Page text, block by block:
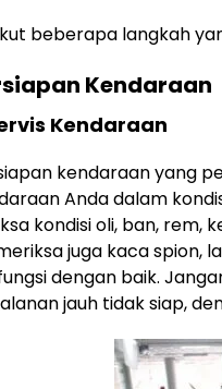
beberapa langkah
Kendaraan
Kendaraan
kendaraan yang
Anda dalam
kondisi oli, ban, rem,
juga kaca spion,
dengan baik.
jauh tidak siap,